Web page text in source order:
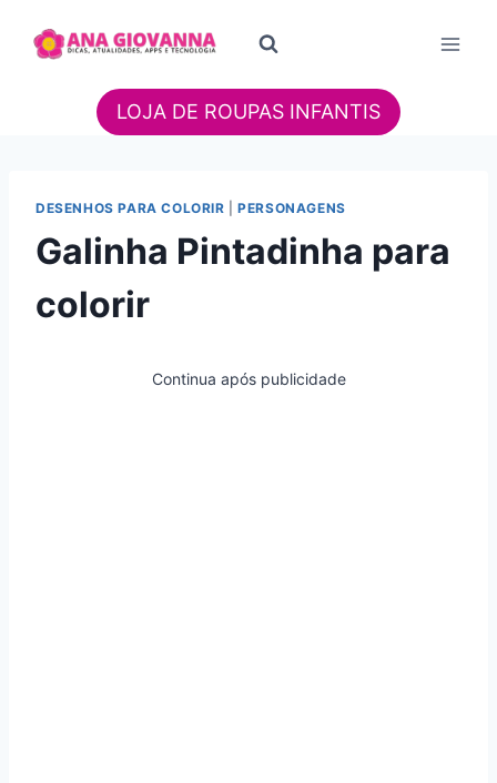
para
LOJA DE ROUPAS INFANTIS
DESENHOS PARA COLORIR |PERSONAGENS
Galinha Pintadinha para
colorir
Continua após publicidade